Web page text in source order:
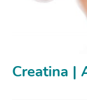
Creatina |